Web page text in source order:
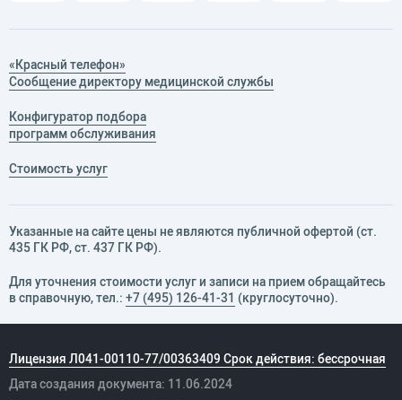
«Красный телефон»
Сообщение директору медицинской службы
Конфигуратор подбора
программ обслуживания
Стоимость услуг
Указанные на сайте цены не являются публичной офертой (ст.
435 ГК РФ, cт. 437 ГК РФ).
Для уточнения стоимости услуг и записи на прием обращайтесь
в справочную, тел.: +7 (495) 126-41-31 (круглосуточно).
Лицензия Л041-00110-77/00363409 Срок действия: бессрочная
Дата создания документа: 11.06.2024